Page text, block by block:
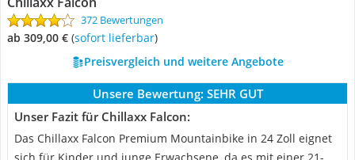
372 Bewertungen
ab 309,00 € ( Sofort lieferbar)
Preisvergleich und weitere Angebote
Unsere Bewertung: SEHR GUT
Unser Fazit für Chillaxx Falcon:
Das Chillaxx Falcon Premium Mountainbike in 24 Zoll eignet